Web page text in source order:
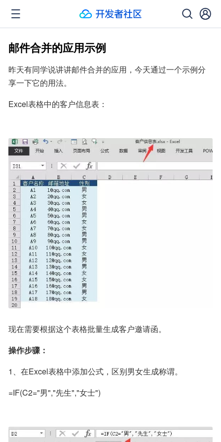
邮件合并的应用示例
昨天有同学说讲讲邮件合并的应用，今天通过一个示例分
享一下它的用法。
Excel表格中的客户信息表：
现在需要根据这个表格批量生成客户邀请函。
操作步骤：
1、在Excel表格中添加公式，区别男女生成称谓。
=IF(C2="男","先生","女士")